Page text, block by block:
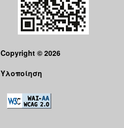
Copyright © 2026
Υλοποίηση